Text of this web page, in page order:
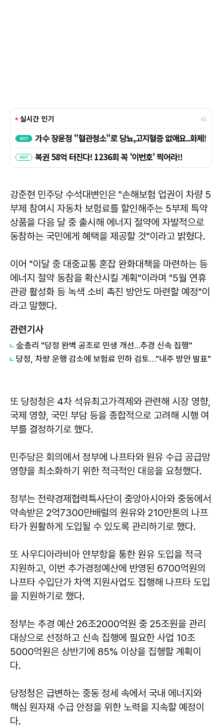
강준현 민주당 수석대변인은 "손해보험 업권이 차량 5
부제 참여시 자동차 보험료를 할인해주는 5부제 특약
상품을 다음 달 중 출시해 에너지 절약에 자발적으로
동참하는 국민에게 혜택을 제공할 것"이라고 밝혔다.
이어 "이달 중 대중교통 혼잡 완화대책을 마련하는 등
에너지 절약 동참을 확산시킬 계획"이라며 "5월 연휴
관광 활성화 등 녹색 소비 촉진 방안도 마련할 예정"이
라고 말했다.
관련기사
金총리 "당정 완벽 공조로 민생 개선...추경 신속 집행"
당정, 차량 운행 감소에 보험료 인하 검토…"내주 방안 발표"
또 당정청은 4차 석유최고가격제와 관련해 시장 영향,
국제 영향, 국민 부담 등을 종합적으로 고려해 시행 여
부를 결정하기로 했다.
민주당은 회의에서 정부에 나프타와 원유 수급 공급망
영향을 최소화하기 위한 적극적인 대응을 요청했다.
정부는 전략경제협력특사단이 중앙아시아와 중동에서
약속받은 2억7300만배럴의 원유와 210만톤의 나프
타가 원활하게 도입될 수 있도록 관리하기로 했다.
또 사우디아라비아 얀부항을 통한 원유 도입을 적극
지원하고, 이번 추가경정예산에 반영된 6700억원의
나프타 수입단가 차액 지원사업도 집행해 나프타 도입
을 지원하기로 했다.
정부는 추경 예산 26조2000억원 중 25조원을 관리
대상으로 선정하고 신속 집행에 필요한 사업 10조
5000억원은 상반기에 85% 이상을 집행할 계획이
다.
당정청은 급변하는 중동 정세 속에서 국내 에너지와
핵심 원자재 수급 안정을 위한 노력을 지속할 예정이
다.